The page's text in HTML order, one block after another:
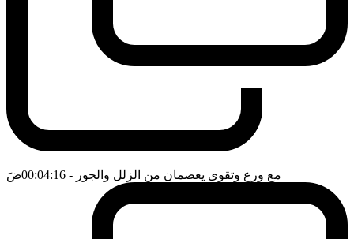
مع ورع وتقوى يعصمان من الزلل والجور - 00:04:16 ضَ